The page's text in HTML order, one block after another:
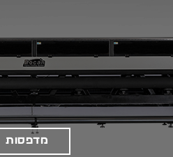
מדפסות